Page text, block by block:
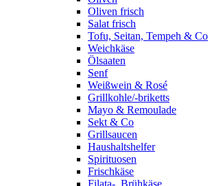
Oliven frisch
Salat frisch
Tofu, Seitan, Tempeh & Co
Weichkäse
Ölsaaten
Senf
Weißwein & Rosé
Grillkohle/-briketts
Mayo & Remoulade
Sekt & Co
Grillsaucen
Haushaltshelfer
Spirituosen
Frischkäse
Filata-, Brühkäse